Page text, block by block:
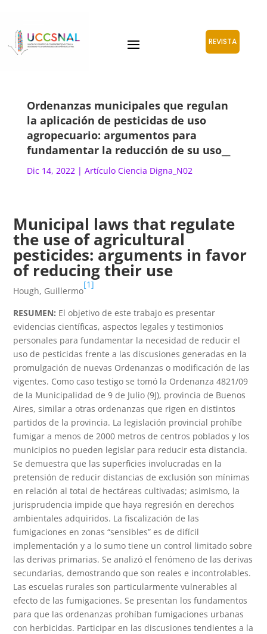
REVISTA
Ordenanzas municipales que regulan
la aplicación de pesticidas de uso
agropecuario: argumentos para
fundamentar la reducción de su uso__
Dic 14, 2022| Artículo Ciencia Digna_N02
Municipal laws that regulate
the use of agricultural
pesticides: arguments in favor
of reducing their use
Hough, Guillermo
[1]
RESUMEN: El objetivo de este trabajo es presentar
evidencias científicas, aspectos legales y testimonios
personales para fundamentar la necesidad de reducir el
uso de pesticidas frente a las discusiones generadas en la
promulgación de nuevas Ordenanzas o modificación de las
vigentes. Como caso testigo se tomó la Ordenanza 4821/09
de la Municipalidad de 9 de Julio (9J), provincia de Buenos
Aires, similar a otras ordenanzas que rigen en distintos
partidos de la provincia. La legislación provincial prohíbe
fumigar a menos de 2000 metros de centros poblados y los
municipios no pueden legislar para reducir esta distancia.
Se demuestra que las superficies involucradas en la
pretensión de reducir distancias de exclusión son mínimas
en relación al total de hectáreas cultivadas; asimismo, la
jurisprudencia impide que haya regresión en derechos
ambientales adquiridos. La fiscalización de las
fumigaciones en zonas “sensibles” es de difícil
implementación y a lo sumo tiene un control limitado sobre
las derivas primarias. Se analizó el fenómeno de las derivas
secundarias, demostrando que son reales e incontrolables.
Las escuelas rurales son particularmente vulnerables al
efecto de las fumigaciones. Se presentan los fundamentos
para que las ordenanzas prohíban fumigaciones urbanas
con herbicidas. Participar en las discusiones tendientes a la